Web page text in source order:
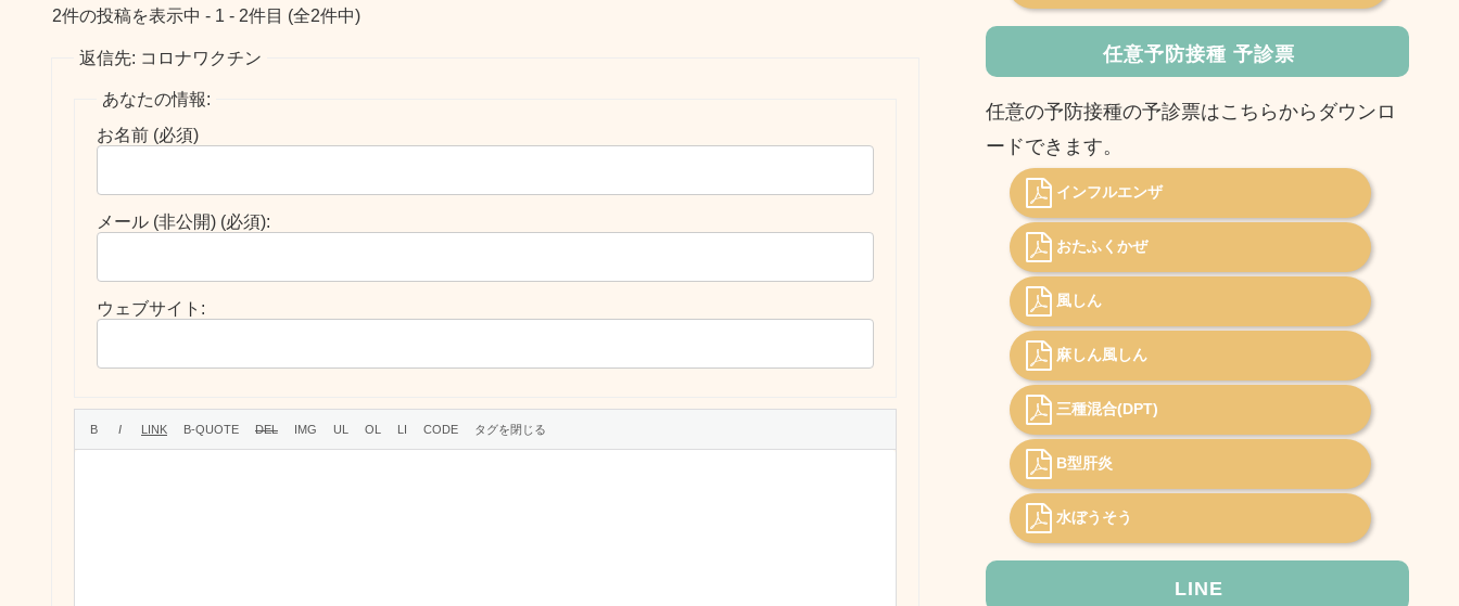
2件の投稿を表示中 - 1 - 2件目 (全2件中)
返信先: コロナワクチン
あなたの情報:
お名前 (必須)
メール (非公開) (必須):
ウェブサイト:
任意予防接種 予診票
任意の予防接種の予診票はこちらからダウンロ
ードできます。
インフルエンザ
おたふくかぜ
風しん
麻しん風しん
三種混合(DPT)
B型肝炎
水ぼうそう
LINE